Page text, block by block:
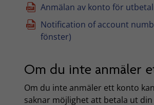
Anmälan av konto för
Notification of account
fönster)
Om du inte anmäler
Om du inte anmäler ett konto
saknar möjlighet att betala ut